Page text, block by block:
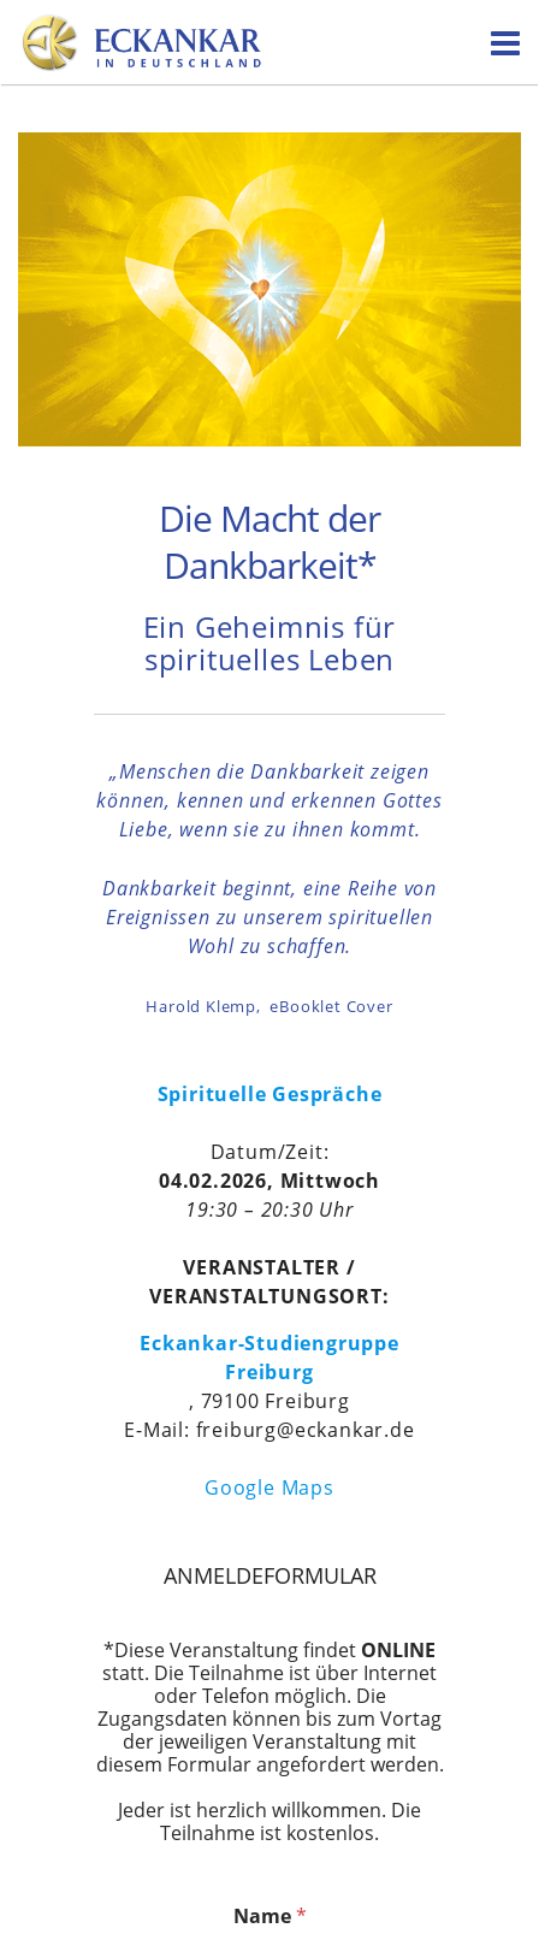
Skip
content
Die Macht der
Dankbarkeit*
Ein Geheimnis für
spirituelles Leben
„Menschen die Dankbarkeit zeigen
können, kennen und erkennen Gottes
Liebe, wenn sie zu ihnen kommt.
Dankbarkeit beginnt, eine Reihe von
Ereignissen zu unserem spirituellen
Wohl zu schaffen.
Harold Klemp, eBooklet Cover
Spirituelle Gespräche
Datum/Zeit:
04.02.2026, Mittwoch
19:30 – 20:30 Uhr
VERANSTALTER /
VERANSTALTUNGSORT:
Eckankar-Studiengruppe
Freiburg
, 79100 Freiburg
E-Mail: freiburg@eckankar.de
Google Maps
ANMELDEFORMULAR
*Diese Veranstaltung findet ONLINE
statt. Die Teilnahme ist über Internet
oder Telefon möglich. Die
Zugangsdaten können bis zum Vortag
der jeweiligen Veranstaltung mit
diesem Formular angefordert werden.
Jeder ist herzlich willkommen. Die
Teilnahme ist kostenlos.
Name*